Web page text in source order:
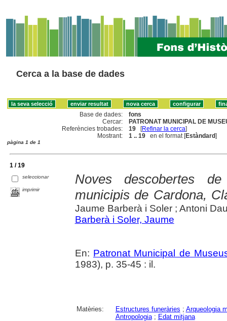
Cerca a la base de dades
Base de dades:
fons
Cercar:
PATRONAT MUNICIPAL DE
Referències trobades:
19 [Refinar la cerca]
Mostrant:
1 .. 19 en el format [Estàndard]
pàgina 1 de 1
1 / 19
seleccionar
imprimir
Noves descobertes
municipis de Cardona,
Jaume Barberà i Soler ; Antoni
Barberà i Soler, Jaume
En: Patronat Municipal de
1983), p. 35-45 : il.
Matèries: Estructures funeràries ; Arqueologia
Antropologia; Edat mitjana